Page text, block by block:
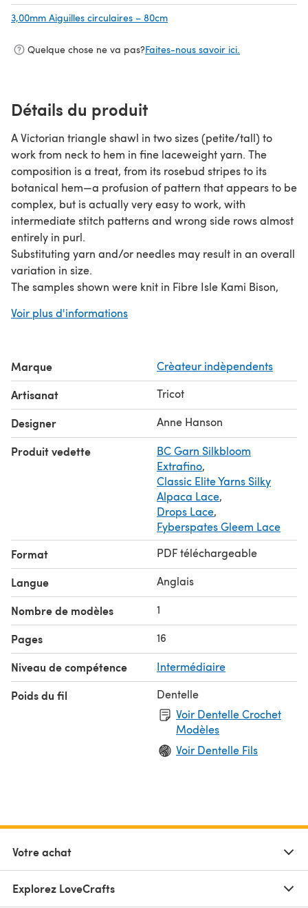
3,00mm Aiguilles circulaires – 80cm
Quelque chose ne va pas?Faites-nous savoir ici.
Détails du produit
A Victorian triangle shawl in two sizes (petite/tall) to
work from neck to hem in fine laceweight yarn. The
composition is a treat, from its rosebud stripes to its
botanical hem—a profusion of pattern that appears to be
complex, but is actually very easy to work, with
intermediate stitch patterns and wrong side rows almost
entirely in purl.
Substituting yarn and/or needles may result in an overall
variation in size.
The samples shown were knit in Fibre Isle Kami Bison,
discontinued).
Voir plus d'informations
Marque Crèateur indèpendents
Artisanat Tricot
Designer Anne Hanson
Produit vedette
BC Garn Silkbloom
Extrafino,
Classic Elite Yarns Silky
Alpaca Lace,
Drops Lace,
Fyberspates Gleem Lace
Format PDF téléchargeable
Langue Anglais
Nombre de modèles 1
Pages 16
Niveau de compétence Intermédiaire
Poids du fil
Dentelle
Voir Dentelle Crochet
Modèles
Voir Dentelle Fils
Votre achat
Explorez LoveCrafts